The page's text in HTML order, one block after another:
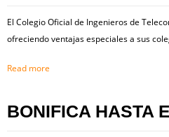
El Colegio Oficial de Ingenieros de
ofreciendo ventajas especiales a sus
Read more
BONIFICA HASTA